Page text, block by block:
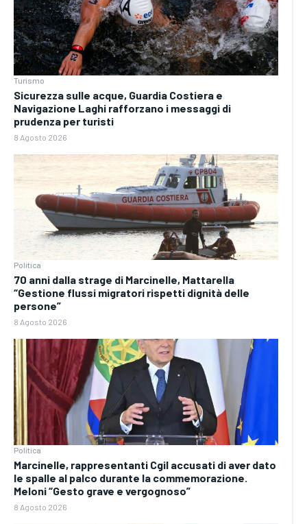
Turismo
Sicurezza sulle acque, Guardia Costiera e
Navigazione Laghi rafforzano i messaggi di
prudenza per turisti
8 Agosto 2026
Politica
70 anni dalla strage di Marcinelle, Mattarella
“Gestione flussi migratori rispetti dignità delle
persone”
8 Agosto 2026
Politica
Marcinelle, rappresentanti Cgil accusati di aver dato
le spalle al palco durante la commemorazione.
Meloni “Gesto grave e vergognoso”
8 Agosto 2026